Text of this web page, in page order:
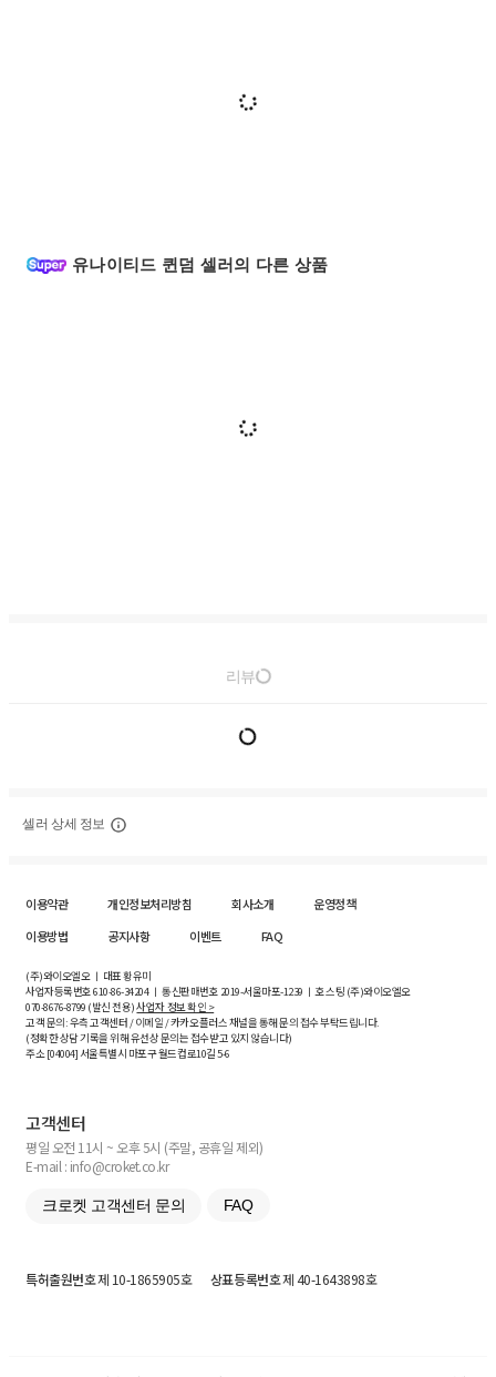
유나이티드 퀸덤 셀러의 다른 상품
리뷰
셀러 상세 정보
이용약관 개인정보처리방침 회사소개
운영정책
이용방법
공지사항 이벤트 FAQ
(주)와이오엘오 ㅣ 대표 황유미
사업자등록번호610-86-34204ㅣ 통신판매번호 2019-서울마포-1239 ㅣ 호스팅 (주)와이오엘오
070-8676-8799 (발신 전용)사업자 정보 확인 >
고객 문의: 우측 고객센터 / 이메일 / 카카오플러스 채널을 통해 문의 접수 부탁드립니다.
(정확한 상담 기록을 위해 유선상 문의는 접수받고 있지 않습니다)
주소 [04004] 서울특별시 마포구 월드컵로10길5-6
고객센터
평일 오전 11시 ~ 오후 5시 (주말, 공휴일 제외)
E-mail : info@croket.co.kr
크로켓 고객센터 문의 FAQ
특허출원번호제 10-1865905호 상표등록번호제 40-1643898호